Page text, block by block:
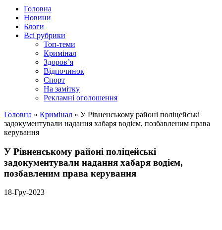
Головна
Новини
Блоги
Всі рубрики
Топ-теми
Кримінал
Здоров’я
Відпочинок
Спорт
На замітку
Рекламні оголошення
Головна » Кримінал » У Рівненському районі поліцейські
задокументували надання хабаря водієм, позбавленим права
керування
У Рівненському районі поліцейські
задокументували надання хабаря водієм,
позбавленим права керування
18-Гру-2023